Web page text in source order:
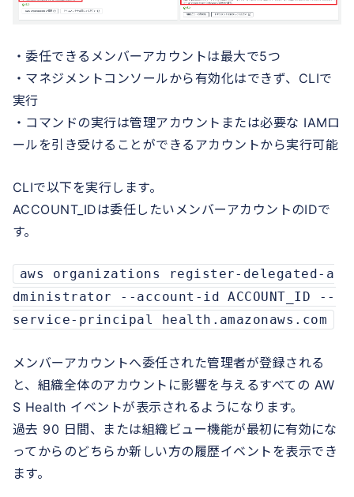
・委任できるメンバーアカウントは最大で5つ
・マネジメントコンソールから有効化はできず、CLIで
実行
・コマンドの実行は管理アカウントまたは必要な IAMロ
ールを引き受けることができるアカウントから実行可能
CLIで以下を実行します。
ACCOUNT_IDは委任したいメンバーアカウントのIDで
す。
aws organizations register-delegated-a
dministrator --account-id ACCOUNT_ID --
service-principal health.amazonaws.com
メンバーアカウントへ委任された管理者が登録される
と、組織全体のアカウントに影響を与えるすべての AW
S Health イベントが表示されるようになります。
過去 90 日間、または組織ビュー機能が最初に有効にな
ってからのどちらか新しい方の履歴イベントを表示でき
ます。